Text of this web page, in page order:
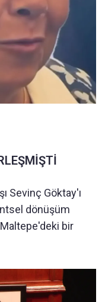
Sevinç Göktay'ı
dönüşüm
Maltepe'deki bir